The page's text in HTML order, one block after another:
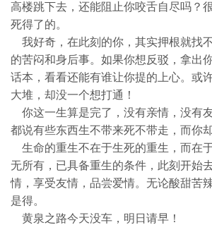
高楼跳下去，还能阻止你咬舌自尽吗？
死得了的。
我好奇，在此刻的你，其实押根就找
的苦闷和身后事。如果你想反驳，拿出
话本，看看还能有谁让你提的上心。或
大堆，却没一个想打通！
你这一生算是完了，没有亲情，没有
都说有些东西生不带来死不带走，而你
生命的重生不在于生死的重生，而在
无所有，已具备重生的条件，此刻开始
情，享受友情，品尝爱情。无论酸甜苦
是得。
黄泉之路今天没车，明日请早！